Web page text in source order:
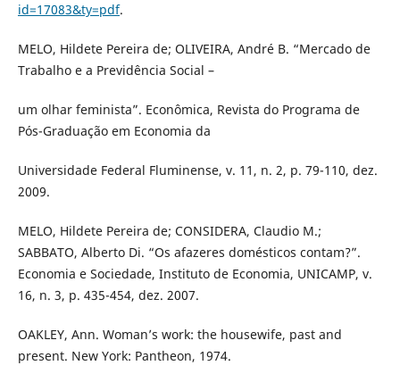
id=17083&ty=pdf.
MELO, Hildete Pereira de; OLIVEIRA, André B. “Mercado de
Trabalho e a Previdência Social –
um olhar feminista”. Econômica, Revista do Programa de
Pós-Graduação em Economia da
Universidade Federal Fluminense, v. 11, n. 2, p. 79-110, dez.
2009.
MELO, Hildete Pereira de; CONSIDERA, Claudio M.;
SABBATO, Alberto Di. “Os afazeres domésticos contam?”.
Economia e Sociedade, Instituto de Economia, UNICAMP, v.
16, n. 3, p. 435-454, dez. 2007.
OAKLEY, Ann. Woman’s work: the housewife, past and
present. New York: Pantheon, 1974.